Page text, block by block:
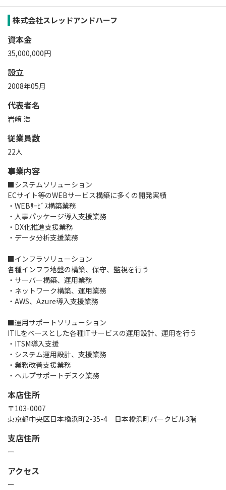
株式会社スレッドアンドハーフ
資本金
35,000,000円
設立
2008年05月
代表者名
岩﨑 浩
従業員数
22人
事業内容
■システムソリューション
ECサイト等のWEBサービス構築に多くの開発実績
・WEBｻｰﾋﾞｽ構築業務
・人事パッケージ導入支援業務
・DX化推進支援業務
・データ分析支援業務
■インフラソリューション
各種インフラ地盤の構築、保守、監視を行う
・サーバー構築、運用業務
・ネットワーク構築、運用業務
・AWS、Azure導入支援業務
■運用サポートソリューション
ITILをベースとした各種ITサービスの運用設計、運用を行う
・ITSM導入支援
・システム運用設計、支援業務
・業務改善支援業務
・ヘルプサポートデスク業務
本店住所
〒103-0007
東京都中央区日本橋浜町2-35-4　日本橋浜町パークビル3階
支店住所
ー
アクセス
ー